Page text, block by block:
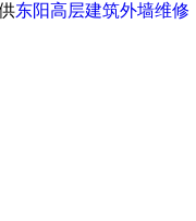
东阳高层建筑外墙维修